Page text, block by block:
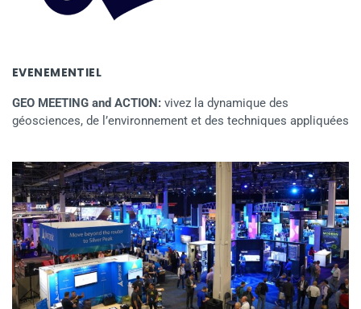
EVENEMENTIEL
GEO MEETING and ACTION: vivez la dynamique des
géosciences, de l’environnement et des techniques appliquées